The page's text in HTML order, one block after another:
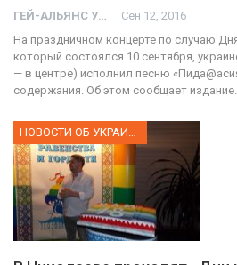
ГЕЙ-АЛЬЯНС УКРАИНА Сен 12, 2016
На праздничном концерте по случаю
который состоялся 10 сентября,
— в центре) исполнил песню
содержания. Об этом сообщает
НОВОСТИ ОБ УКРАИНЕ